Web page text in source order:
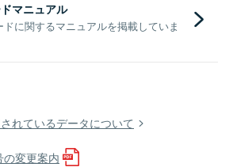
マニュアル
に関するマニュアルを掲載していま
れているデータについて
変更案内